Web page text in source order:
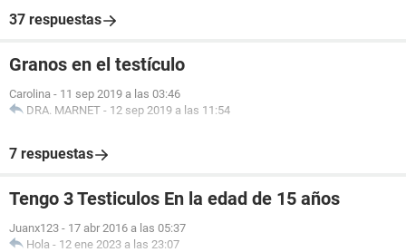
37 respuestas
Granos en el testículo
Carolina - 11 sep 2019 a las 03:46
DRA. MARNET - 12 sep 2019 a las 11:54
7 respuestas
Tengo 3 Testiculos En la edad de 15 años
Juanx123 - 17 abr 2016 a las 05:37
Hola - 12 ene 2023 a las 23:07